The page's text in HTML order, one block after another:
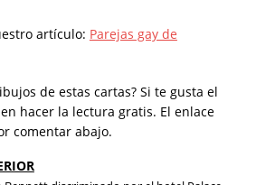
artículo: Parejas gay de
de estas cartas? Si te gusta el
hacer la lectura gratis. El enlace
comentar abajo.